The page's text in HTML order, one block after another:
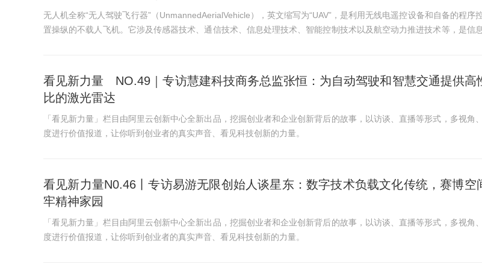
无人机全称“无人驾驶飞行器”（UnmannedAerialVehicle），英文缩写为“UAV”，是利用无线电遥控设备和自备的程序
置操纵的不载人飞机。它涉及传感器技术、通信技术、信息处理技术、智能控制技术以及航空动力推进技术等，是信息
看见新力量 NO.49｜专访慧建科技商务总监张恒：为自动驾驶和智慧交通提供高
比的激光雷达
「看见新力量」栏目由阿里云创新中心全新出品，挖掘创业者和企业创新背后的故事，以访谈、直播等形式，多视角
度进行价值报道，让你听到创业者的真实声音、看见科技创新的力量。
看见新力量N0.46丨专访易游无限创始人谈星东：数字技术负载文化传统，赛博空
牢精神家园
「看见新力量」栏目由阿里云创新中心全新出品，挖掘创业者和企业创新背后的故事，以访谈、直播等形式，多视角
度进行价值报道，让你听到创业者的真实声音、看见科技创新的力量。